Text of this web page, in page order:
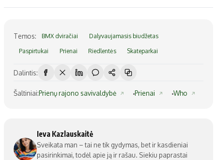
Temos: BMX dviračiai Dalyvaujamasis biudžetas
Paspirtukai Prienai Riedlentės Skateparkai
Dalintis:
Šaltiniai:Prienų rajono savivaldybė Prienai Who
Ieva Kazlauskaitė
Sveikata man – tai ne tik gydymas, bet ir kasdieniai
pasirinkimai, todėl apie ją ir rašau. Siekiu paprastai